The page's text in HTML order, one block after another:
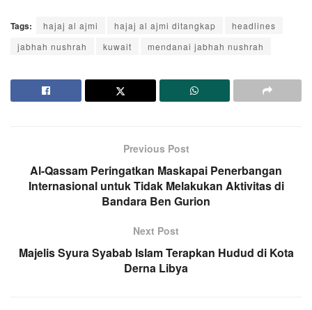
Tags: hajaj al ajmi hajaj al ajmi ditangkap
headlines
jabhah nushrah
kuwait mendanai jabhah nushrah
Previous Post
Al-Qassam Peringatkan Maskapai Penerbangan
Internasional untuk Tidak Melakukan Aktivitas di
Bandara Ben Gurion
Next Post
Majelis Syura Syabab Islam Terapkan Hudud di Kota
Derna Libya